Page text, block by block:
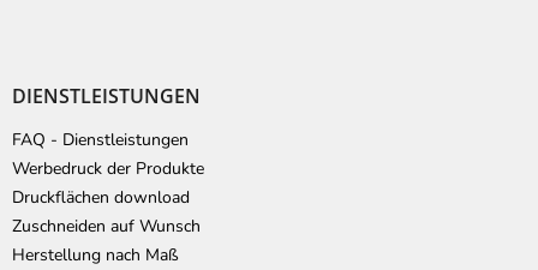
DIENSTLEISTUNGEN
FAQ - Dienstleistungen
Werbedruck der Produkte
Druckflächen download
Zuschneiden auf Wunsch
Herstellung nach Maß